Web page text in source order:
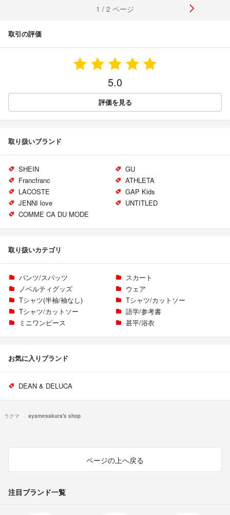
1 / 2 ページ
取引の評価
5.0
評価を見る
取り扱いブランド
SHEIN
GU
Francfranc
ATHLETA
LACOSTE
GAP Kids
JENNI love
UNTITLED
COMME CA DU MODE
取り扱いカテゴリ
パンツ/スパッツ
スカート
ノベルティグッズ
ウェア
Tシャツ(半袖/袖なし)
Tシャツ/カットソー
Tシャツ/カットソー
語学/参考書
ミニワンピース
甚平/浴衣
お気に入りブランド
DEAN & DELUCA
ラクマ ayamesakura's shop
ページの上へ戻る
注目ブランド一覧